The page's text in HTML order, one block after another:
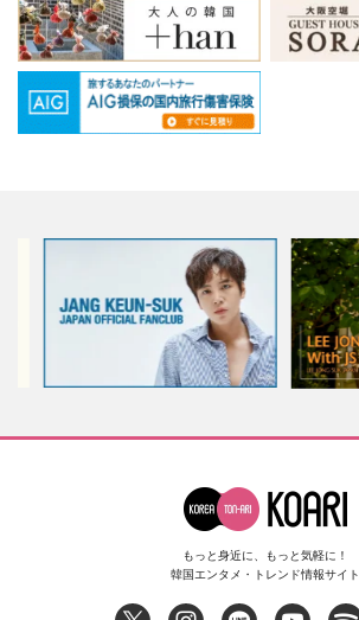
もっと身近に、もっと気軽に！
韓国エンタメ・トレンド情報サイト